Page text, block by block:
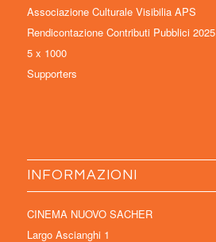
Associazione Culturale Visibilia APS
Rendicontazione Contributi Pubblici 2025
5 x 1000
Supporters
INFORMAZIONI
CINEMA NUOVO SACHER
Largo Ascianghi 1